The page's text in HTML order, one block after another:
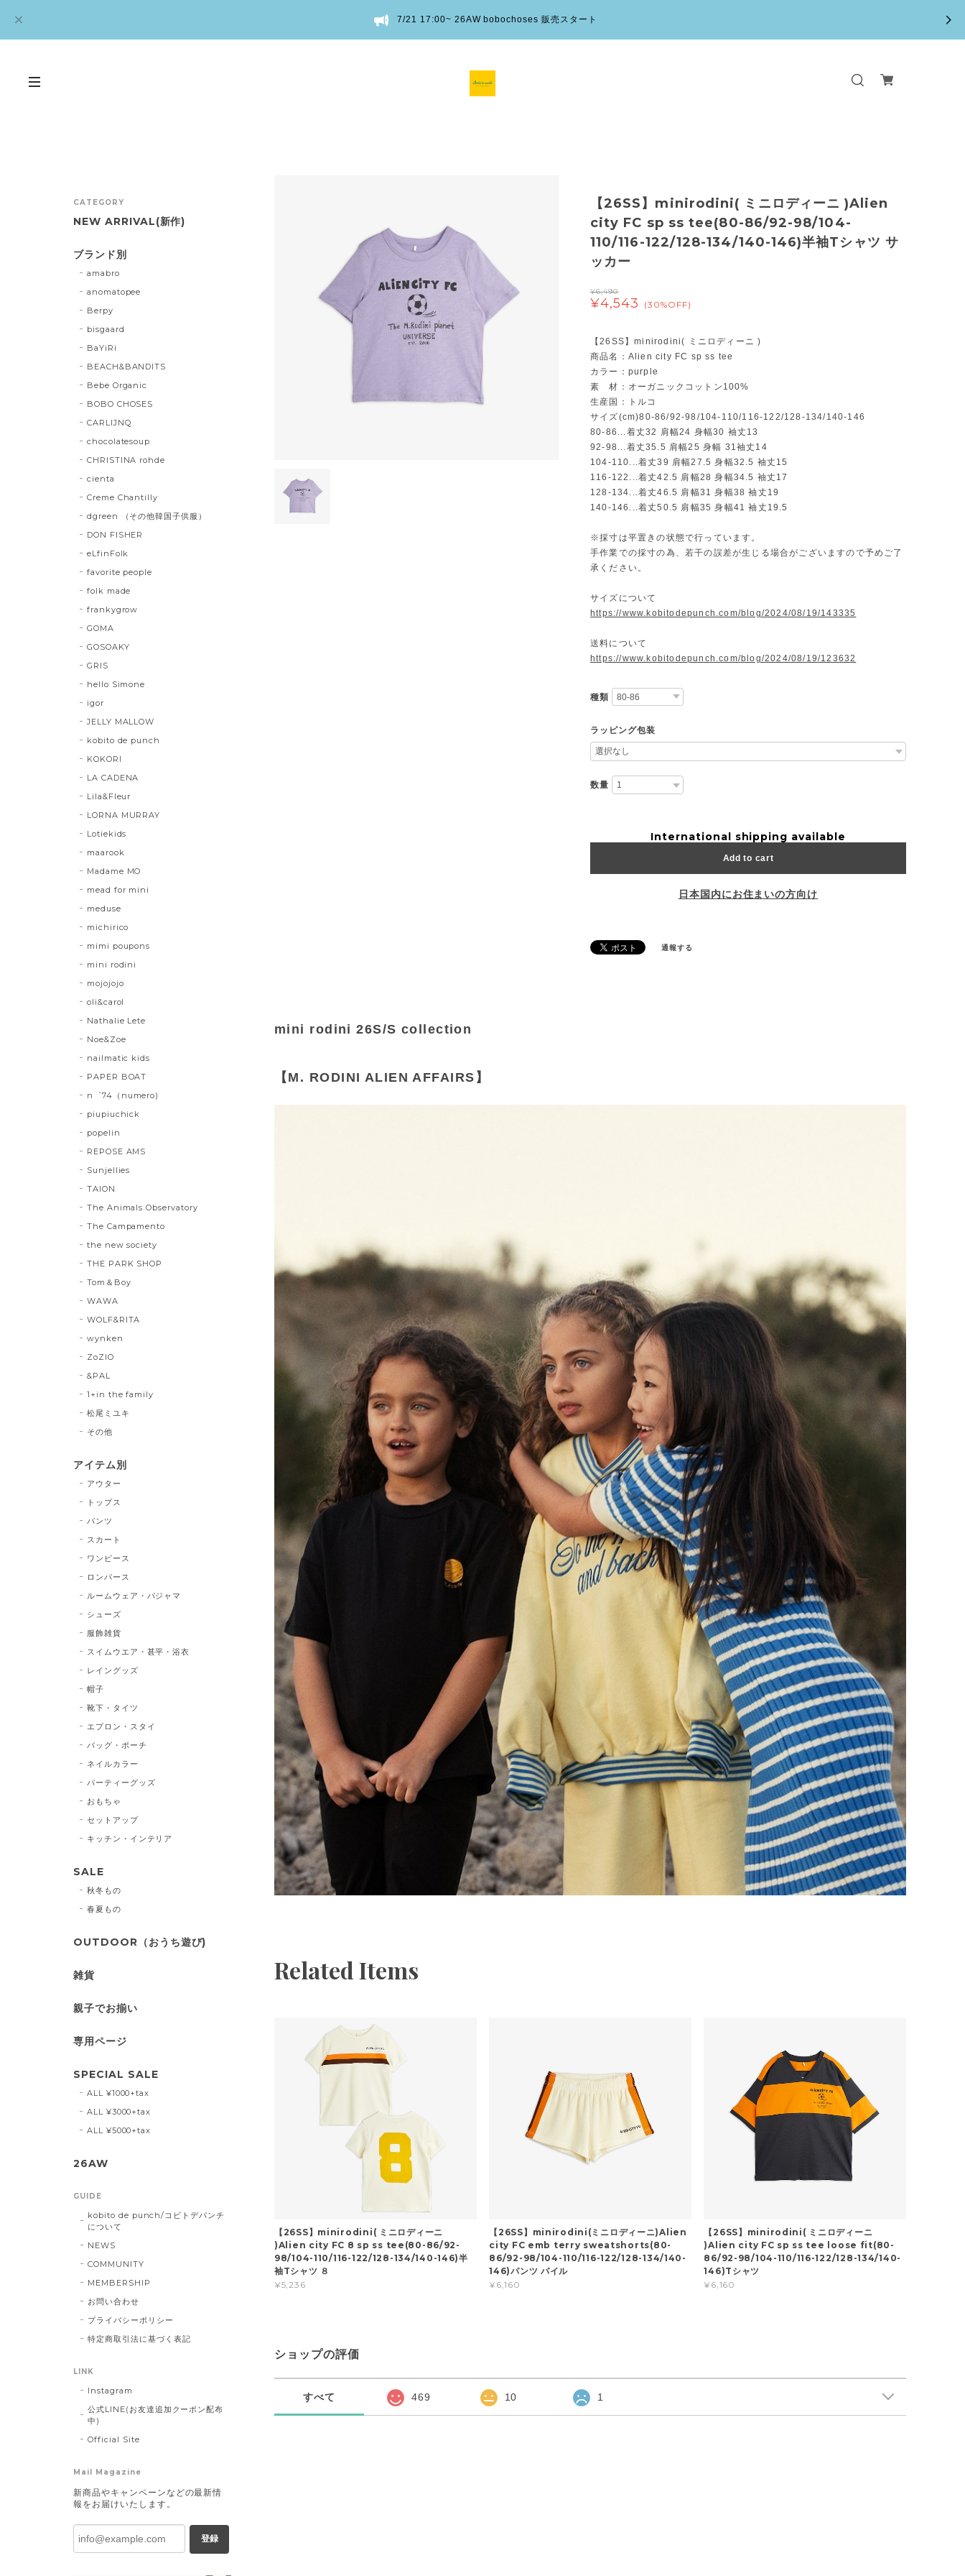
7/21 17:00~ 26AW bobochoses 販売スタート
【26SS】minirodini( ミニロディーニ )Alien
city FC sp ss tee(80-86/92-98/104-
110/116-122/128-134/140-146)半袖Tシャツ サ
ッカー
¥6,490
¥4,543 (30%OFF)
【26SS】minirodini( ミニロディーニ )
商品名：Alien city FC sp ss tee
カラー：purple
素 材：オーガニックコットン100%
生産国：トルコ
サイズ(cm)80-86/92-98/104-110/116-122/128-134/140-146
80-86...着丈32 肩幅24 身幅30 袖丈13
92-98...着丈35.5 肩幅25 身幅 31袖丈14
104-110...着丈39 肩幅27.5 身幅32.5 袖丈15
116-122...着丈42.5 肩幅28 身幅34.5 袖丈17
128-134...着丈46.5 肩幅31 身幅38 袖丈19
140-146...着丈50.5 肩幅35 身幅41 袖丈19.5
※採寸は平置きの状態で行っています。
手作業での採寸の為、若干の誤差が生じる場合がございますので予めご了
承ください。
サイズについて
https://www.kobitodepunch.com/blog/2024/08/19/143335
送料について
https://www.kobitodepunch.com/blog/2024/08/19/123632
種類
ラッピング包装
数量
International shipping available
Add to cart
日本国内にお住まいの方向け
通報する
mini rodini 26S/S collection
【M. RODINI ALIEN AFFAIRS】
Related Items
【26SS】minirodini( ミニロディーニ
)Alien city FC 8 sp ss tee(80-86/92-
98/104-110/116-122/128-134/140-146)半
袖Tシャツ ８
¥5,236
【26SS】minirodini(ミニロディーニ)Alien
city FC emb terry sweatshorts(80-
86/92-98/104-110/116-122/128-134/140-
146)パンツ パイル
¥6,160
【26SS】minirodini( ミニロディーニ
)Alien city FC sp ss tee loose fit(80-
86/92-98/104-110/116-122/128-134/140-
146)Tシャツ
¥6,160
ショップの評価
すべて 469 10 1
CATEGORY
NEW ARRIVAL(新作)
ブランド別
amabro
anomatopee
Berpy
bisgaard
BaYiRi
BEACH&BANDITS
Bebe Organic
BOBO CHOSES
CARLIJNQ
chocolatesoup
CHRISTINA rohde
cienta
Creme Chantilly
dgreen （その他韓国子供服）
DON FISHER
eLfinFolk
favorite people
folk made
frankygrow
GOMA
GOSOAKY
GRIS
hello Simone
igor
JELLY MALLOW
kobito de punch
KOKORI
LA CADENA
Lila&Fleur
LORNA MURRAY
Lotiekids
maarook
Madame MO
mead for mini
meduse
michirico
mimi poupons
mini rodini
mojojojo
oli&carol
Nathalie Lete
Noe&Zoe
nailmatic kids
PAPER BOAT
n゜74（numero)
piupiuchick
popelin
REPOSE AMS
Sunjellies
TAION
The Animals Observatory
The Campamento
the new society
THE PARK SHOP
Tom＆Boy
WAWA
WOLF&RITA
wynken
ZoZIO
&PAL
1+in the family
松尾ミユキ
その他
アイテム別
アウター
トップス
パンツ
スカート
ワンピース
ロンパース
ルームウェア・パジャマ
シューズ
服飾雑貨
スイムウエア・甚平・浴衣
レイングッズ
帽子
靴下・タイツ
エプロン・スタイ
バッグ・ポーチ
ネイルカラー
パーティーグッズ
おもちゃ
セットアップ
キッチン・インテリア
SALE
秋冬もの
春夏もの
OUTDOOR（おうち遊び)
雑貨
親子でお揃い
専用ページ
SPECIAL SALE
ALL ¥1000+tax
ALL ¥3000+tax
ALL ¥5000+tax
26AW
GUIDE
kobito de punch/コビトデパンチ
について
NEWS
COMMUNITY
MEMBERSHIP
お問い合わせ
プライバシーポリシー
特定商取引法に基づく表記
LINK
Instagram
公式LINE(お友達追加クーポン配布
中)
Official Site
Mail Magazine
新商品やキャンペーンなどの最新情
報をお届けいたします。
登録